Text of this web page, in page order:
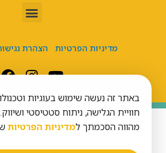
באתר זה נעשה שימוש בעוגיות
חוויית הגלישה, ניתוח סטטיסטי
מהווה הסכמתך למדיניות הפרטיות
מדיניות הפרטיות הצהרת
כל הזכויות שמורות